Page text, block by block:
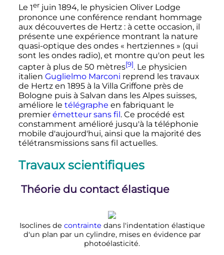
Le 1erjuin 1894, le physicien Oliver Lodge
prononce une conférence rendant hommage
aux découvertes de Hertz : à cette occasion, il
présente une expérience montrant la nature
quasi-optique des ondes « hertziennes » (qui
sont les ondes radio), et montre qu'on peut les
capter à plus de 50 mètres[9]. Le physicien
italien Guglielmo Marconi reprend les travaux
de Hertz en 1895 à la Villa Griffone près de
Bologne puis à Salvan dans les Alpes suisses,
améliore le télégraphe en fabriquant le
premier émetteur sans fil. Ce procédé est
constamment amélioré jusqu'à la téléphonie
mobile d'aujourd'hui, ainsi que la majorité des
télétransmissions sans fil actuelles.
Travaux scientifiques
Théorie du contact élastique
Isoclines de contrainte dans l'indentation élastique
d'un plan par un cylindre, mises en évidence par
photoélasticité.